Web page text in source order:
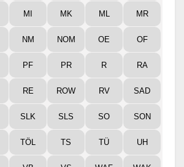
MI MK ML MR
NM NOM OE OF
PF PR R RA
RE ROW RV SAD
SLK SLS SO SON
TÖL TS TÜ UH